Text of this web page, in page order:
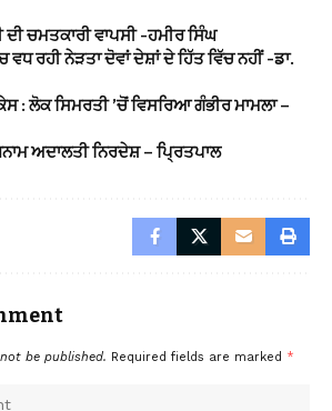
ਚਮਤਕਾਰੀ ਵਾਪਸੀ -ਹਮੀਰ ਸਿੰਘ
ਵਧ ਰਹੀ ਨੇੜਤਾ ਦੋਵਾਂ ਦੇਸ਼ਾਂ ਦੇ ਹਿੱਤ ਵਿੱਚ ਨਹੀਂ -ਡਾ.
: ਲੋਕ ਸਿਮਰਤੀ ’ਚੋਂ ਵਿਸਰਿਆ ਗੰਭੀਰ ਮਾਮਲਾ –
ਅਦਾਲਤੀ ਨਿਰਦੇਸ਼ – ਪਿ੍ਰਤਪਾਲ
be published. Required fields are marked *